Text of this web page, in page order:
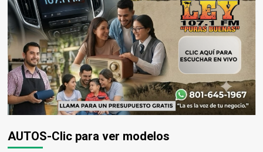
AUTOS-Clic para ver modelos